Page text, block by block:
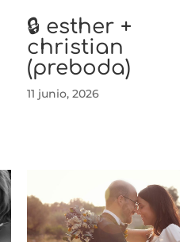
🔒 esther +
christian
(preboda)
11 junio, 2026